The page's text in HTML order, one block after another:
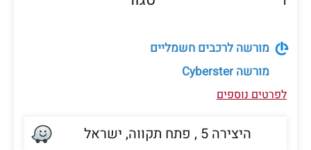
מורשה לרכבים חשמליים
מורשהCyberster
לפרטים נוספים
היצירה 5 , פתח תקווה, ישראל